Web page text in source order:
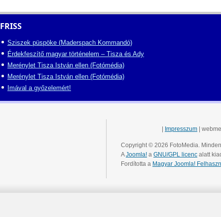
FRISS
Sziszek püspöke (Maderspach Kommandó)
Érdekfeszítő magyar történelem – Tisza és Ady
Merénylet Tisza István ellen (Fotómédia)
Merénylet Tisza István ellen (Fotómédia)
Imával a győzelemért!
Impresszum |
Copyright © 2026 FotoMedia.
AJoomla! a GNU/GPL licenc alatt
Fordította a Magyar Joomla!